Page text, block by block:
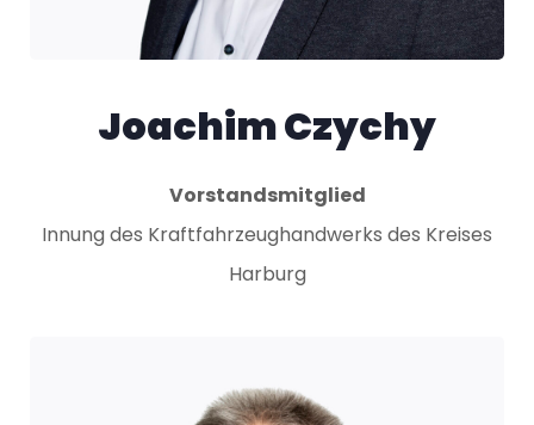
Joachim Czychy​
Vorstandsmitglied
Innung des Kraftfahrzeughandwerks des Kreises
Harburg